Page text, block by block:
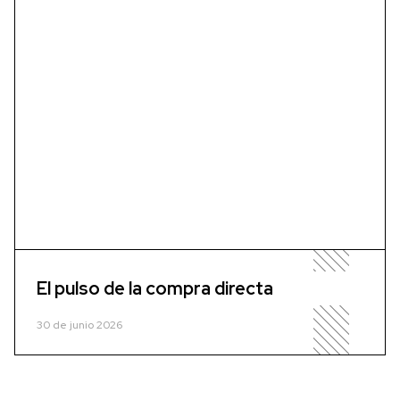
El pulso de la compra directa
30 de junio 2026